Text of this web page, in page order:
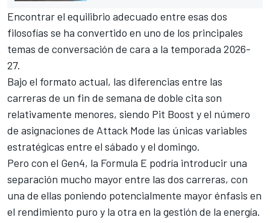
Encontrar el equilibrio adecuado entre esas dos
filosofías se ha convertido en uno de los principales
temas de conversación de cara a la temporada 2026-
27.
Bajo el formato actual, las diferencias entre las
carreras de un fin de semana de doble cita son
relativamente menores, siendo Pit Boost y el número
de asignaciones de Attack Mode las únicas variables
estratégicas entre el sábado y el domingo.
Pero con el Gen4, la Formula E podría introducir una
separación mucho mayor entre las dos carreras, con
una de ellas poniendo potencialmente mayor énfasis en
el rendimiento puro y la otra en la gestión de la energía.